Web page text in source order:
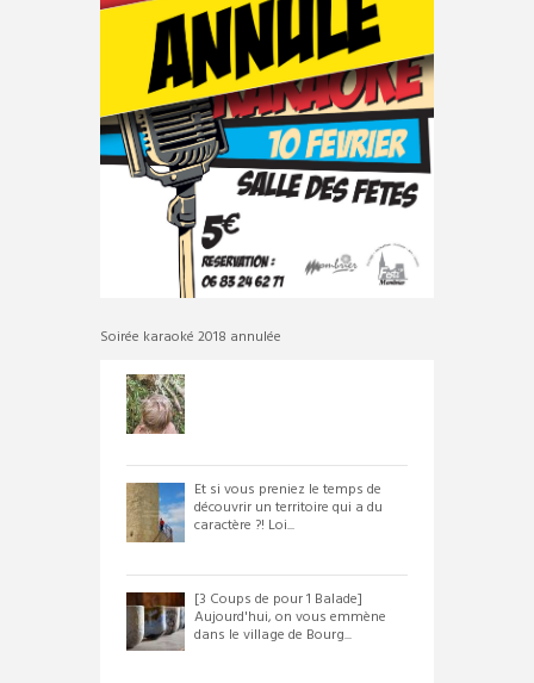
Soirée karaoké 2018 annulée
Et si vous preniez le temps de
découvrir un territoire qui a du
caractère ?! Loi...
[3 Coups de pour 1 Balade]
Aujourd'hui, on vous emmène
dans le village de Bourg...